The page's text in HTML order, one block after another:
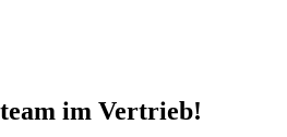
im Vertrieb!